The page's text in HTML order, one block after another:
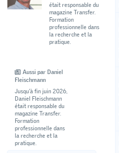
était responsable du
magazine Transfer.
Formation
professionnelle dans
la recherche et la
pratique.
Aussi par Daniel
Fleischmann
Jusqu'à fin juin 2026,
Daniel Fleischmann
était responsable du
magazine Transfer.
Formation
professionnelle dans
la recherche et la
pratique.